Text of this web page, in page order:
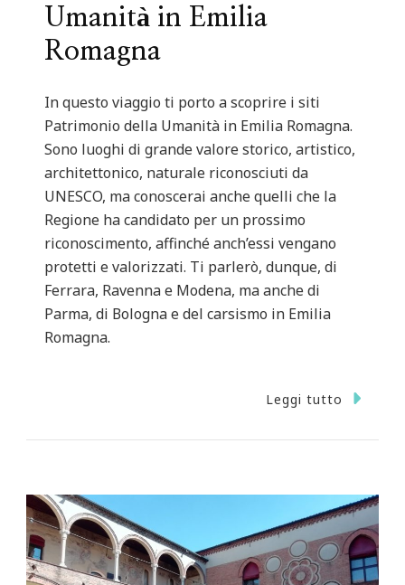
Umanità in Emilia
Romagna
In questo viaggio ti porto a scoprire i siti
Patrimonio della Umanità in Emilia Romagna.
Sono luoghi di grande valore storico, artistico,
architettonico, naturale riconosciuti da
UNESCO, ma conoscerai anche quelli che la
Regione ha candidato per un prossimo
riconoscimento, affinché anch’essi vengano
protetti e valorizzati. Ti parlerò, dunque, di
Ferrara, Ravenna e Modena, ma anche di
Parma, di Bologna e del carsismo in Emilia
Romagna.
Leggi tutto